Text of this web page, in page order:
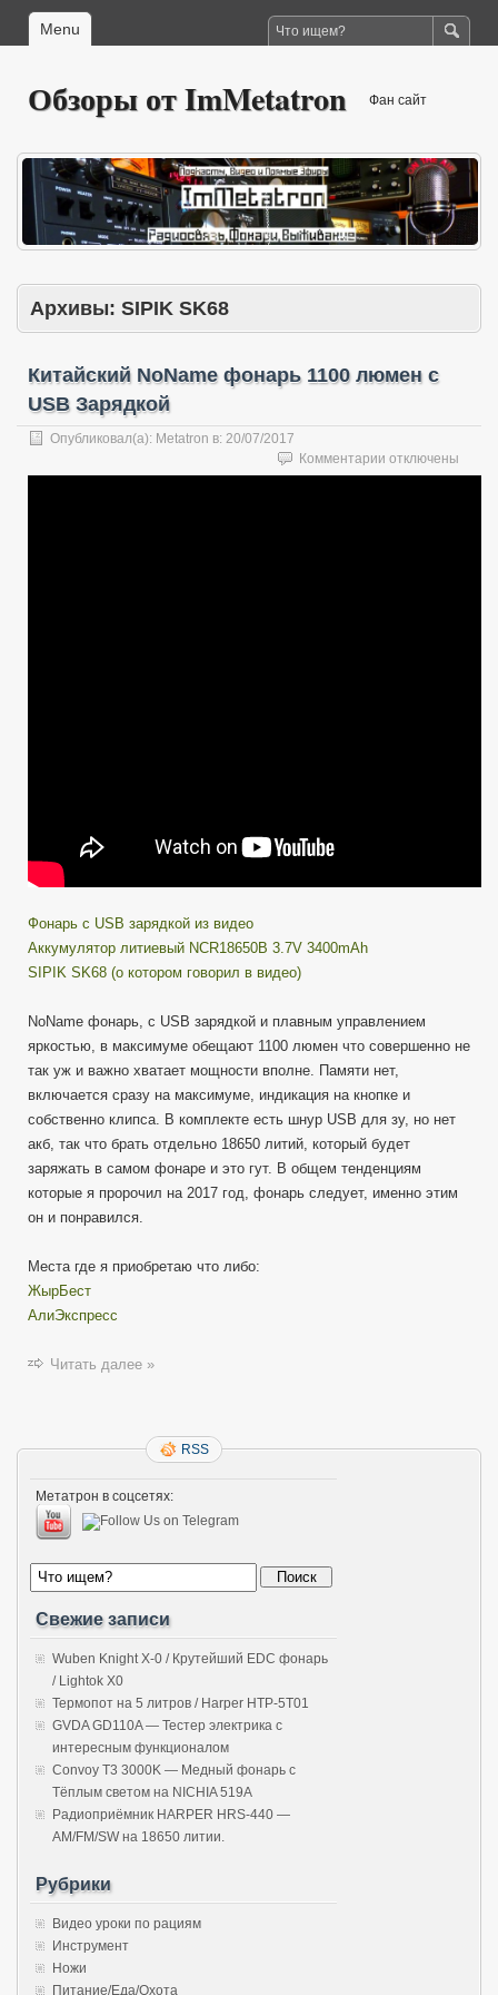
Menu
Обзоры от ImMetatron Фан сайт
Архивы: SIPIK SK68
Китайский NoName фонарь 1100 люмен с
USB Зарядкой
Опубликовал(а): Metatron в: 20/07/2017
Комментарии к
записи
отключены
Фонарь с USB зарядкой из видео
Аккумулятор литиевый NCR18650B 3.7V 3400mAh
SIPIK SK68 (о котором говорил в видео)
NoName фонарь, с USB зарядкой и плавным управлением
яркостью, в максимуме обещают 1100 люмен что совершенно не
так уж и важно хватает мощности вполне. Памяти нет,
включается сразу на максимуме, индикация на кнопке и
собственно клипса. В комплекте есть шнур USB для зу, но нет
акб, так что брать отдельно 18650 литий, который будет
заряжать в самом фонаре и это гут. В общем тенденциям
которые я пророчил на 2017 год, фонарь следует, именно этим
он и понравился.
Места где я приобретаю что либо:
ЖырБест
АлиЭкспресс
Читать далее »
RSS
Метатрон в соцсетях:
Свежие записи
Wuben Knight X-0 / Крутейший EDC фонарь
/ Lightok X0
Термопот на 5 литров / Harper HTP-5T01
GVDA GD110A — Тестер электрика с
интересным функционалом
Convoy T3 3000K — Медный фонарь с
Тёплым светом на NICHIA 519A
Радиоприёмник HARPER HRS-440 —
AM/FM/SW на 18650 литии.
Рубрики
Видео уроки по рациям
Инструмент
Ножи
Питание/Еда/Охота